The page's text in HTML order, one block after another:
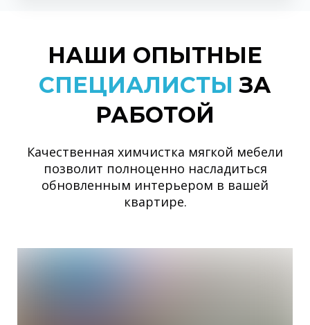
НАШИ ОПЫТНЫЕ
СПЕЦИАЛИСТЫЗА
РАБОТОЙ
Качественная химчистка мягкой мебели
позволит полноценно насладиться
обновленным интерьером в вашей
квартире.